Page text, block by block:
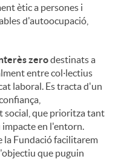
ètic a persones i
d'autoocupació,
zerodestinats a
entre col·lectius
laboral. Es tracta d'un
social, que prioritza tant
en l'entorn.
la Fundació facilitarem
que puguin